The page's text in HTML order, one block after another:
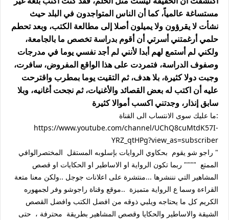
مستساغة عالمياً، كما أن الناس المتواجدون في البلد حيث
نشأت لا يقرؤون ولا يميلون أصلا إلى مطالعة الكتب، وبعد تحطم
حلمي أرغمتني أسرتي أن أقوم بدراسة تخصص ما بالجامعة،
ولكني لم أستمع لهم أبدا لأنني لم أجد نفسي يوما في مدرجات
وصفوف الدراسة، فتمردت على هذا الواقع المفروض، سافرت،
وجبت دولا كثيرة، بلا هدف، ثم التقيت يوما بمطرب واقترحت
عليه أن اكتب له بعض القصائد والأغنيات، ثم نجحت أغانيه، وبلا
سابق إنذار، وجدتني اكسب أموالا كثيرة
:ما عليك سوى الانتساب الى القناة
https://www.youtube.com/channel/UChQ8cuMtdK57I-
YRZ_qtHPg?view_as=subscriber
" راجو شو يقوم بحكاوي الروايات بإسلوبه المستقل المختصرالوافي
الممتع """" ربما تكون الرواية او الاساطير او الحكايات او قصص
المشاهير التي نننشرها ...منتشرة على اعلانات جوجل ..ولكن معنا متعة
القراءة وسما ع الرواية متميزة ..موقع وقناة راجوشو وفر لجمهوره
الكريم كل ما يحتاجه ويلبي ذوقه من افضل الكتب وافضل القصص
الشيقة والاساطير والحكايا وقصص المشاهير بطريقة محترفة ، حتى